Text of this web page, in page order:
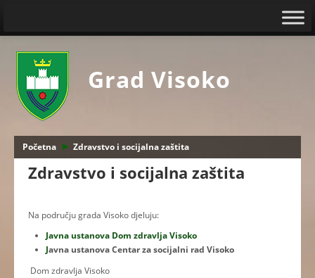
Grad Visoko
Početna Zdravstvo i socijalna zaštita
Zdravstvo i socijalna zaštita
Na području grada Visoko djeluju:
Javna ustanova Dom zdravlja Visoko
Javna ustanova Centar za socijalni rad Visoko
Dom zdravlja Visoko